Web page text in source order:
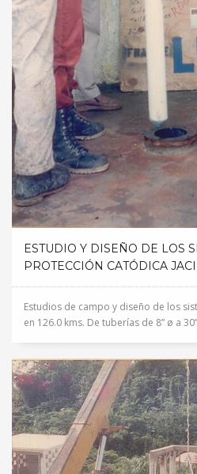
ESTUDIO Y DISEÑO DE LOS
PROTECCIÓN CATÓDICA
Estudios de campo y diseño de los
en 126.0 kms. De tuberías de 8” ø a